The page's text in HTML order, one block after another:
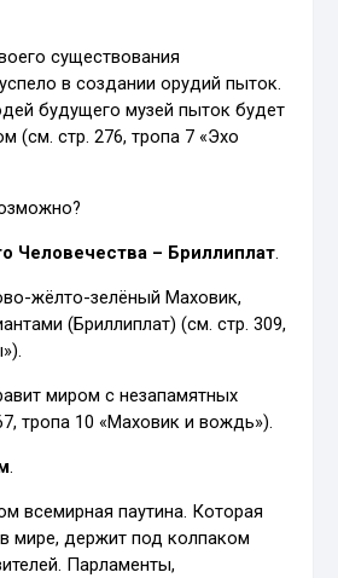
существования
в создании орудий пыток.
будущего музей пыток будет
(см. стр. 276, тропа 7 «Эхо
Человечества – Бриллиплат.
жёлто-зелёный Маховик,
(Бриллиплат) (см. стр. 309,
миром с незапамятных
тропа 10 «Маховик и вождь»).
.
всемирная паутина. Которая
мире, держит под колпаком
Парламенты,